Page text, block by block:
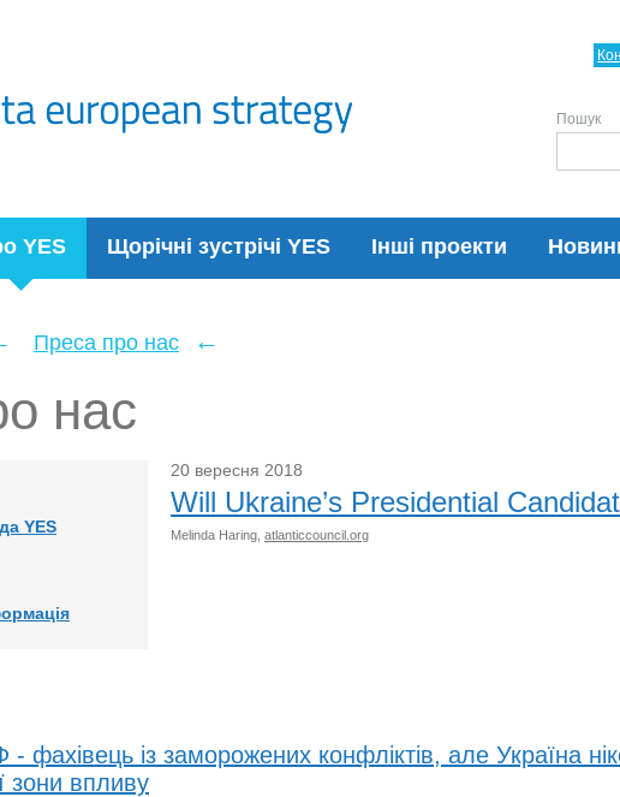
YES Щорічні зустрічі YES Інші проекти
Пошук
Преса про нас ←
нас
YES
20 вересня 2018
Will Ukraine’s Presidential
Melinda Haring, atlanticcouncil.org
фахівець із заморожених конфліктів, але Україна
зони впливу